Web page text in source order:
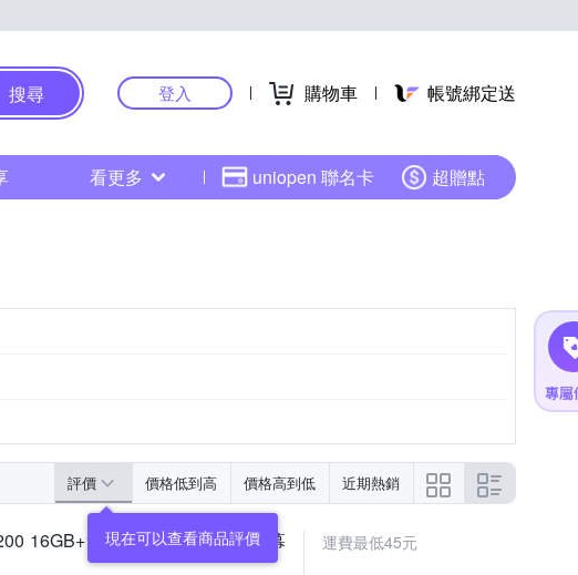
搜尋 登入 購物車 帳號綁定送
看更多 uniopen 聯名卡 超贈點
評價 價格低到高 價格高到低 近期熱銷
16GB+1TB 3400mAh HDMI螢幕 運費最低45元